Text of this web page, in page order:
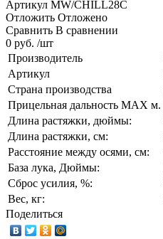
Артикул MW/CHILL28C
Отложить Отложено
Сравнить В сравнении
0 руб. /шт
Производитель
Артикул
Страна производства
Прицельная дальность MAX м.
Длина растяжки, дюймы:
Длина растяжки, cм:
Расстояние между осями, см:
База лука, Дюймы:
Сброс усилия, %:
Вес, кг:
Поделиться